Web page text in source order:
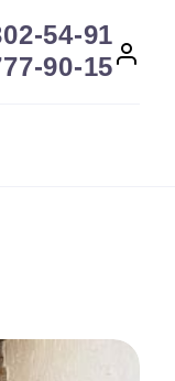
54-91
90-15